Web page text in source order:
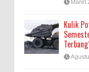
Maret
Kulik